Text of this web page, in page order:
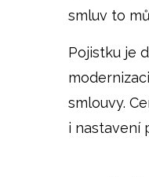
smluv to
Pojistku je
smlouvy.
i nastavení